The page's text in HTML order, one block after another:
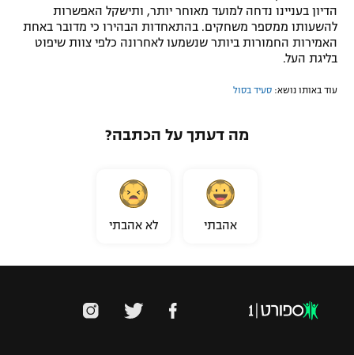
הדיון בעניינו נדחה למועד מאוחר יותר, ותישקל האפשרות
להשעותו ממספר משחקים. בהתאחדות הבהירו כי מדובר באחת
האמירות החמורות ביותר שנשמעו לאחרונה כלפי צוות שיפוט
בליגת העל.
עוד באותו נושא: סעיד בסול
מה דעתך על הכתבה?
אהבתי לא אהבתי